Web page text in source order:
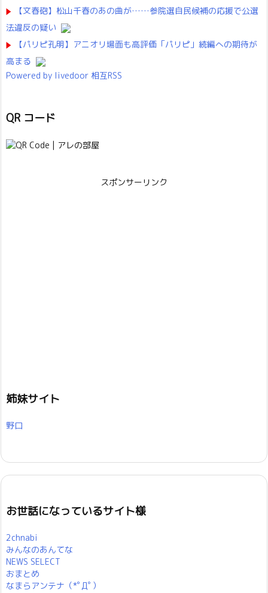
【文春砲】松山千春のあの曲が……参院選自民候補の応援で公選
法違反の疑い
【パリピ孔明】アニオリ場面も高評価「パリピ」続編への期待が
高まる
Powered by livedoor 相互RSS
QR コード
スポンサーリンク
姉妹サイト
野口
お世話になっているサイト様
2chnabi
みんなのあんてな
NEWS SELECT
おまとめ
なまらアンテナ（*ﾟДﾟ）